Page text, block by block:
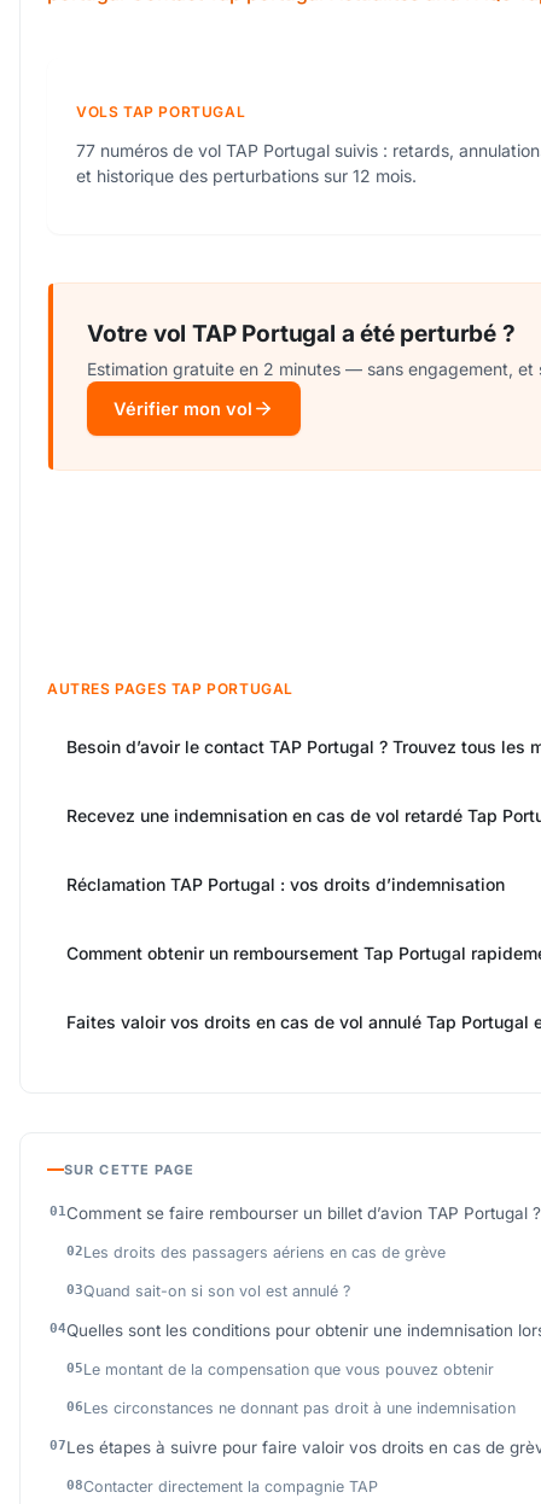
VOLS TAP PORTUGAL
77 numéros de vol TAP Portugal suivis : retards,
et historique des perturbations sur 12 mois.
Votre vol TAP Portugal a été perturbé ?
Estimation gratuite en 2 minutes — sans engagement, et
Vérifier mon vol
AUTRES PAGES TAP PORTUGAL
Besoin d’avoir le contact TAP Portugal ? Trouvez tous
Recevez une indemnisation en cas de vol retardé Tap
Réclamation TAP Portugal : vos droits d’indemnisation
Comment obtenir un remboursement Tap Portugal
Faites valoir vos droits en cas de vol annulé Tap Portugal
SUR CETTE PAGE
Comment se faire rembourser un billet d’avion TAP Portugal ?
Les droits des passagers aériens en cas de grève
Quand sait-on si son vol est annulé ?
Quelles sont les conditions pour obtenir une indemnisation
Le montant de la compensation que vous pouvez obtenir
Les circonstances ne donnant pas droit à une indemnisation
Les étapes à suivre pour faire valoir vos droits en cas de
Contacter directement la compagnie TAP